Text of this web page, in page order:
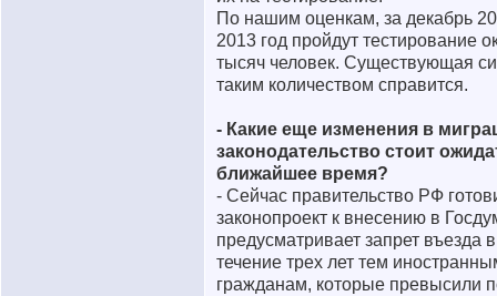
По нашим оценкам, за декабрь
2013 год пройдут тестирование
тысяч человек. Существующая
таким количеством справится.
- Какие еще изменения в
законодательство стоит
ближайшее время?
- Сейчас правительство РФ
законопроект к внесению в
предусматривает запрет въезда
течение трех лет тем
гражданам, которые превысили